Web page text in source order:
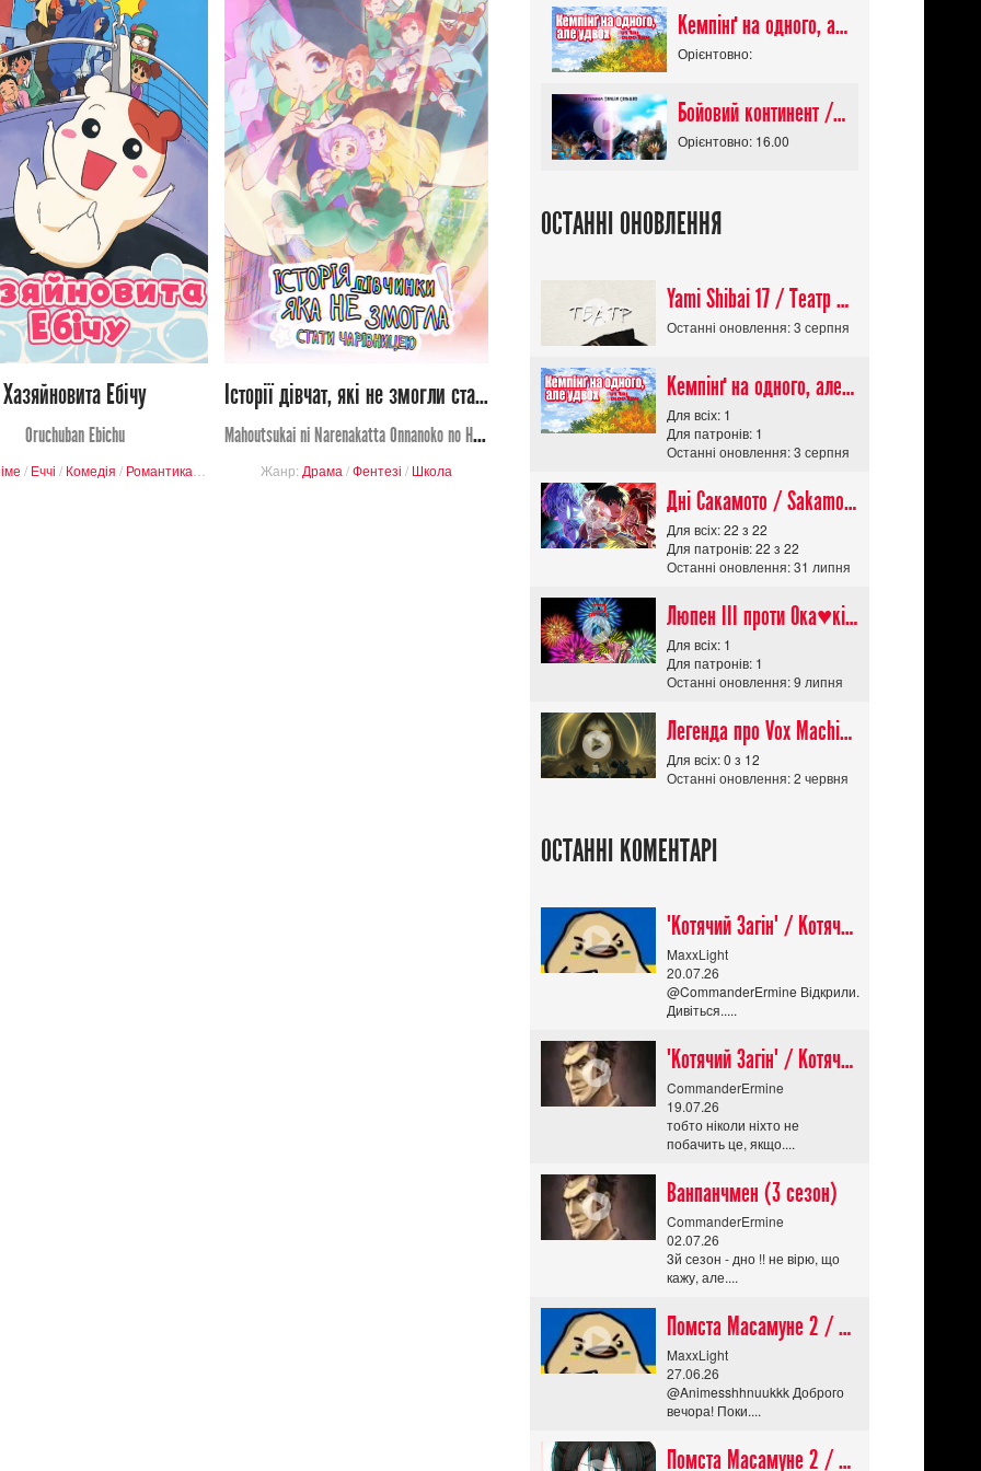
1 432
Перегляди
5 3
Хазяйновита Ебічу
Oruchuban Ebichu
/ Еччі / Комедія / Романтика Завершені проєкти
361
Переглядів
0 1
Історії дівчат, які не змогли стати чарівницями
Mahoutsukai ni Narenakatta Onnanoko no Hanashi
Жанр: Драма /Фентезі / Школа
Кемпінґ на одного, але удвох / Futari Solo Camp
Орієнтовно:
Бойовий континент / Douluo Dalu
Орієнтовно: 16.00
ОСТАННІ ОНОВЛЕННЯ
Yami Shibai 17 / Театр Мороку 17
Останні оновлення: 3 серпня
Кемпінґ на одного, але удвох / Futari Solo Camp
Для всіх: 1
Для патронів: 1
Останні оновлення: 3 серпня
Дні Сакамото / Sakamoto Days (Сезон 1)
Для всіх: 22 з 22
Для патронів: 22 з 22
Останні оновлення: 31 липня
Люпен ІІІ проти Ока♥кішки / Lupin III vs Cats Eye Movie
Для всіх: 1
Для патронів: 1
Останні оновлення: 9 липня
Легенда про Vox Machina The Legend of Vox Machina (Сезон 4)
Для всіх: 0 з 12
Останні оновлення: 2 червня
ОСТАННІ КОМЕНТАРІ
"Котячий Загін" / Котячий апокаліпсис / Cat Shit One
MaxxLight
20.07.26
@CommanderErmine Відкрили.
Дивіться.....
"Котячий Загін" / Котячий апокаліпсис / Cat Shit One
CommanderErmine
19.07.26
тобто ніколи ніхто не
побачить це, якщо....
Ванпанчмен (3 сезон)
CommanderErmine
02.07.26
3й сезон - дно !! не вірю, що
кажу, але....
Помста Масамуне 2 / Masamune-kun no Revenge R
MaxxLight
27.06.26
@Animesshhnuukkk Доброго
вечора! Поки....
Помста Масамуне 2 / Masamune-kun no Revenge R